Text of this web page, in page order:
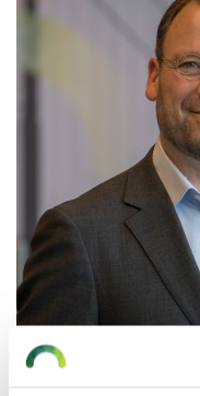
Menno Sombroek helpt